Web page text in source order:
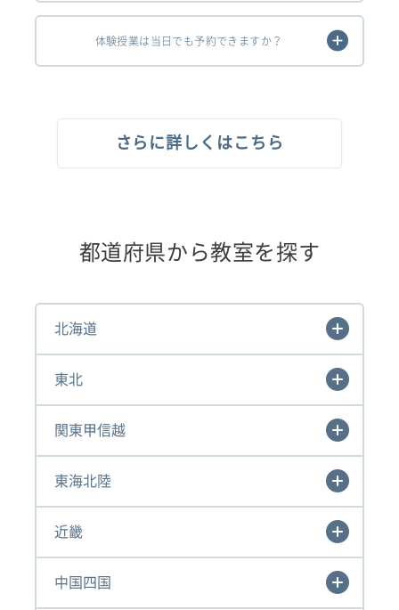
体験授業は当日でも予約できますか？
さらに詳しくはこちら
都道府県から教室を探す
北海道
東北
関東甲信越
東海北陸
近畿
中国四国